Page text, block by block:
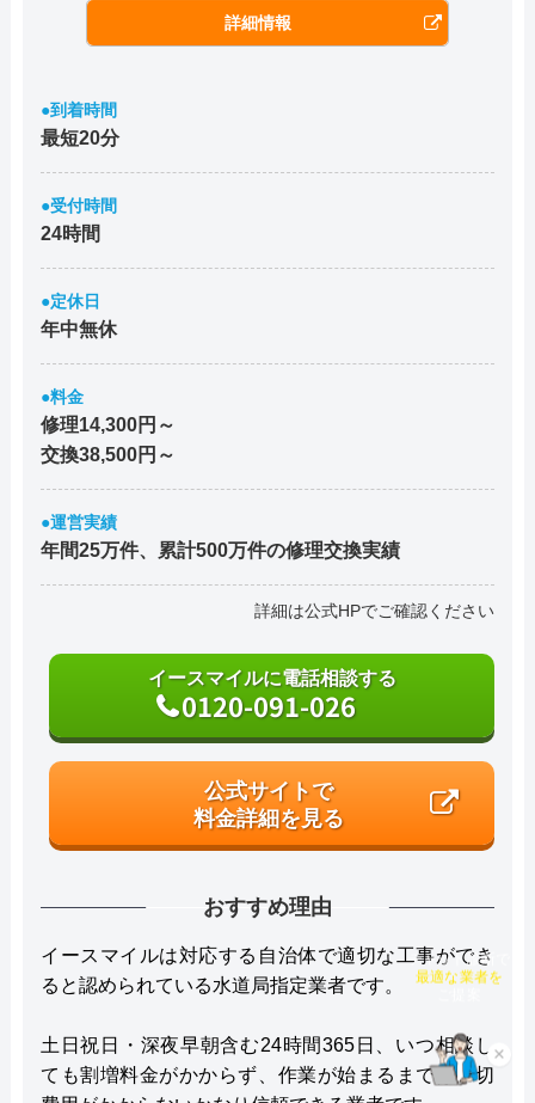
詳細情報
●到着時間
最短20分
●受付時間
24時間
●定休日
年中無休
●料金
修理14,300円～
交換38,500円～
●運営実績
年間25万件、累計500万件の修理交換実績
詳細は公式HPでご確認ください
イースマイルに電話相談する
0120-091-026
公式サイトで
料金詳細を見る
おすすめ理由
イースマイルは対応する自治体で適切な工事ができ
ると認められている水道局指定業者です。
土日祝日・深夜早朝含む24時間365日、いつ相談し
ても割増料金がかからず、作業が始まるまでは一切
×
チャット診断で
最適な業者を